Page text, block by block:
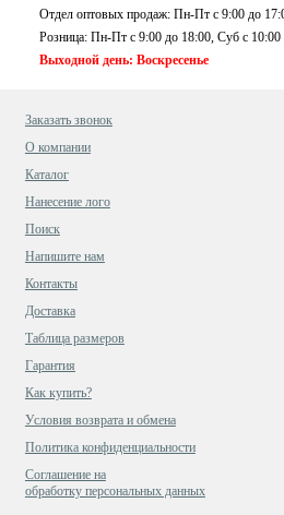
Отдел оптовых продаж: Пн-Пт с 9:00 до
Розница: Пн-Пт с 9:00 до 18:00, Суб c 10:00
Выходной день: Воскресенье
Заказать звонок
О компании
Каталог
Нанесение лого
Поиск
Напишите нам
Контакты
Доставка
Таблица размеров
Гарантия
Как купить?
Условия возврата и обмена
Политика конфиденциальности
Cоглашение на
обработку персональных данных